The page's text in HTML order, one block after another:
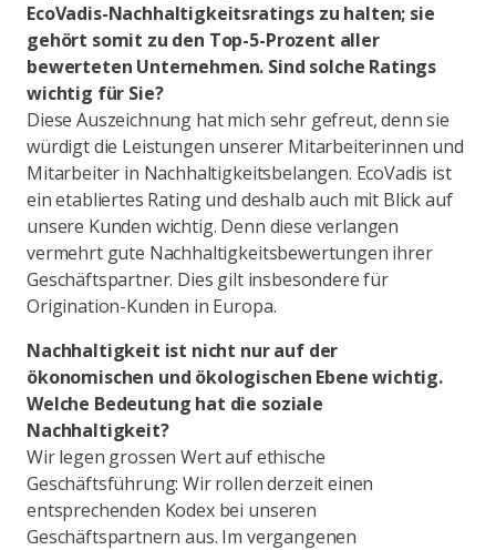
EcoVadis-Nachhaltigkeitsratings zu halten; sie
gehört somit zu den Top-5-Prozent aller
bewerteten Unternehmen. Sind solche Ratings
wichtig für Sie?
Diese Auszeichnung hat mich sehr gefreut, denn sie
würdigt die Leistungen unserer Mitarbeiterinnen und
Mitarbeiter in Nachhaltigkeitsbelangen. EcoVadis ist
ein etabliertes Rating und deshalb auch mit Blick auf
unsere Kunden wichtig. Denn diese verlangen
vermehrt gute Nachhaltigkeitsbewertungen ihrer
Geschäftspartner. Dies gilt insbesondere für
Origination-Kunden in Europa.
Nachhaltigkeit ist nicht nur auf der
ökonomischen und ökologischen Ebene wichtig.
Welche Bedeutung hat die soziale
Nachhaltigkeit?
Wir legen grossen Wert auf ethische
Geschäftsführung: Wir rollen derzeit einen
entsprechenden Kodex bei unseren
Geschäftspartnern aus. Im vergangenen